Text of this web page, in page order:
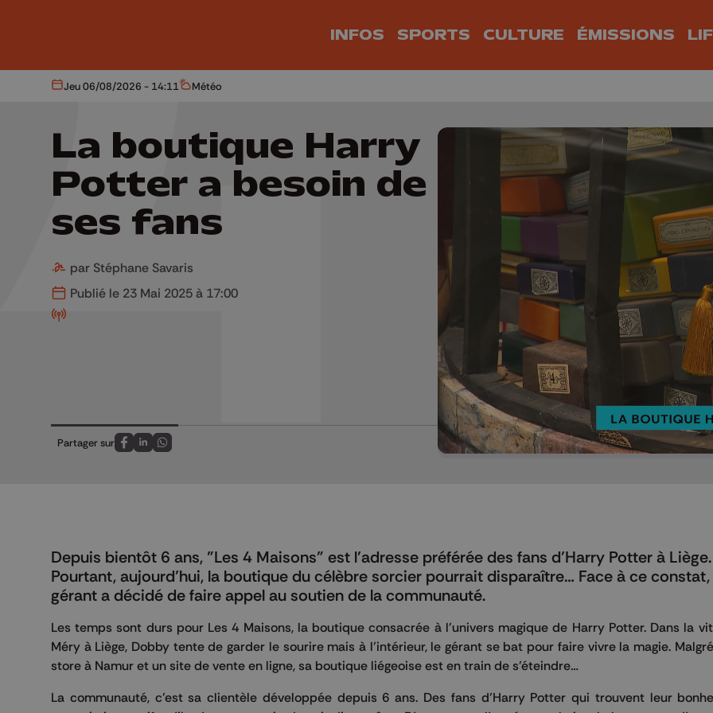
INFOS SPORTS CULTURE ÉMISSIONS
Aujourd'hui
Jeu 06/08/2026 - 14:11 Météo
Météo
La boutique Harry
Potter a besoin de
ses fans
par Stéphane Savaris
Publié le 23 Mai 2025 à 17:00
Partager sur
Partagez sur FaceBook
Partagez sur LinkedIn
Partagez sur Whatsapp Mettre en pause
Depuis bientôt 6 ans, "Les 4 Maisons" est l’adresse préférée des fans d’Harry Potter à Liège.
Pourtant, aujourd’hui, la boutique du célèbre sorcier pourrait disparaître… Face à ce
gérant a décidé de faire appel au soutien de la communauté.
Les temps sont durs pour Les 4 Maisons, la boutique consacrée à l'univers magique de Harry Potter. Dans la
Méry à Liège, Dobby tente de garder le sourire mais à l’intérieur, le gérant se bat pour faire vivre la magie.
store à Namur et un site de vente en ligne, sa boutique liégeoise est en train de s’éteindre…
La communauté, c’est sa clientèle développée depuis 6 ans. Des fans d’Harry Potter qui trouvent leur